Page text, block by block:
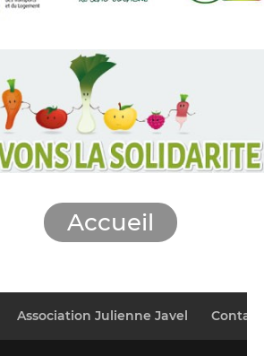
Accueil
Association Julienne Javel Contact